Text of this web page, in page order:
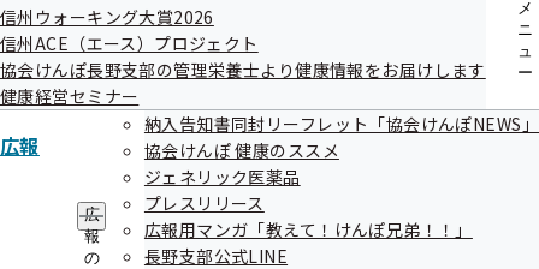
メ
ニ
ュ
ー
信州ウォーキング大賞2026
信州ACE（エース）プロジェクト
協会けんぽ長野支部の管理栄養士より健康情報をお届けします
健康経営セミナー
広報
広
報
の
納入告知書同封リーフレット「協会けんぽNEWS」
協会けんぽ 健康のススメ
ジェネリック医薬品
プレスリリース
広報用マンガ「教えて！けんぽ兄弟！！」
長野支部公式LINE
プレスリリース
広報用マンガ「教えて！けんぽ兄
弟！！」